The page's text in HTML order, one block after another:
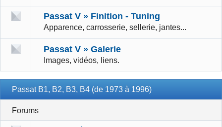
Passat V » Finition - Tuning
Apparence, carrosserie, sellerie, jantes...
Passat V » Galerie
Images, vidéos, liens.
Passat B1, B2, B3, B4 (de 1973 à 1996)
Forums